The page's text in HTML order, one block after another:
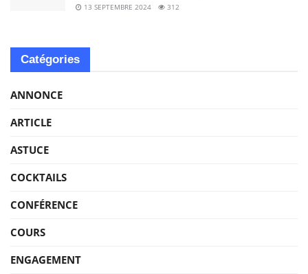
13 SEPTEMBRE 2024 312
Catégories
ANNONCE
ARTICLE
ASTUCE
COCKTAILS
CONFÉRENCE
COURS
ENGAGEMENT